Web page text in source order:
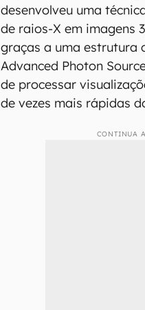
desenvolveu uma
de raios-X em imagens
graças a uma estrutura
Advanced Photon
de processar
de vezes mais rápidas
CONTINUA